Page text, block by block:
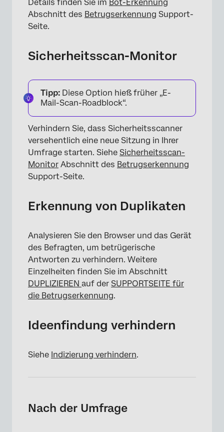
Details finden Sie im Bot-Erkennung
Abschnitt des Betrugserkennung Support-
Seite.
Sicherheitsscan-Monitor
Tipp: Diese Option hieß früher „E-
Mail-Scan-Roadblock“.
Verhindern Sie, dass Sicherheitsscanner
versehentlich eine neue Sitzung in Ihrer
Umfrage starten. Siehe Sicherheitsscan-
Monitor Abschnitt des Betrugserkennung
Support-Seite.
Erkennung von Duplikaten
Analysieren Sie den Browser und das Gerät
des Befragten, um betrügerische
Antworten zu verhindern. Weitere
Einzelheiten finden Sie im Abschnitt
DUPLIZIEREN auf der SUPPORTSEITE für
die Betrugserkennung.
Ideenfindung verhindern
Siehe Indizierung verhindern.
Nach der Umfrage